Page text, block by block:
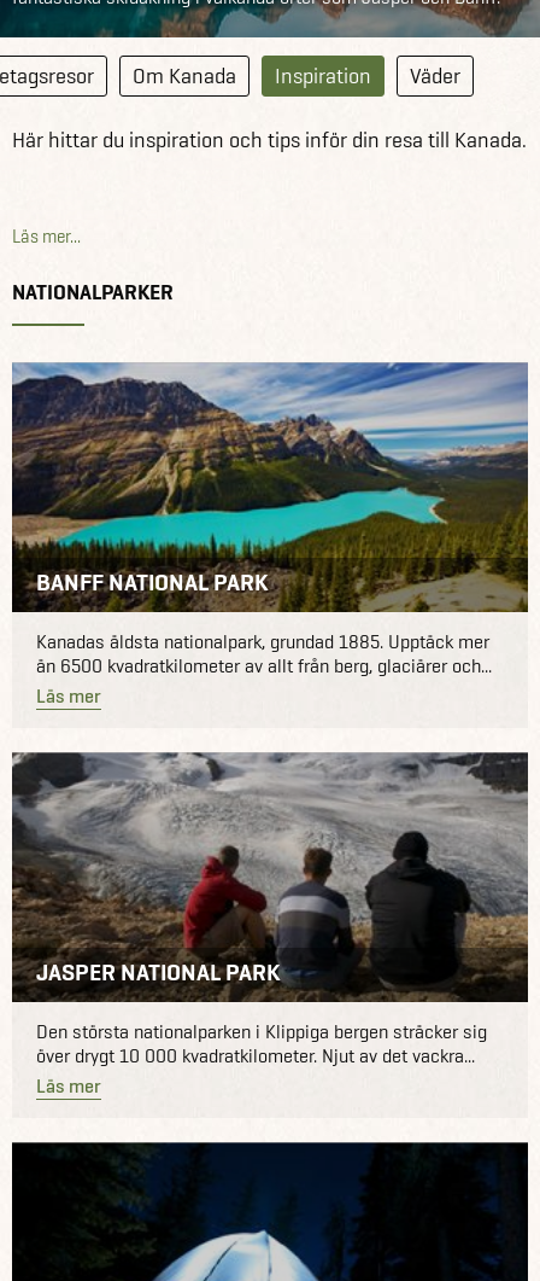
Om Kanada Inspiration Väder
Här hittar du inspiration och tips inför din resa till Kanada.
Läs mer...
NATIONALPARKER
BANFF NATIONAL PARK
Kanadas äldsta nationalpark, grundad 1885. Upptäck mer
än 6500 kvadratkilometer av allt från berg, glaciärer och...
Läs mer
JASPER NATIONAL PARK
Den största nationalparken i Klippiga bergen sträcker sig
över drygt 10 000 kvadratkilometer. Njut av det vackra...
Läs mer